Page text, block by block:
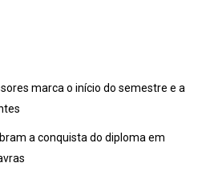
marca o início do semestre e a
a conquista do diploma em